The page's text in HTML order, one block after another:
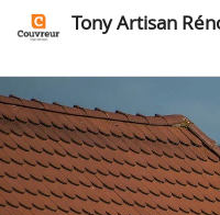
Tony Artisan